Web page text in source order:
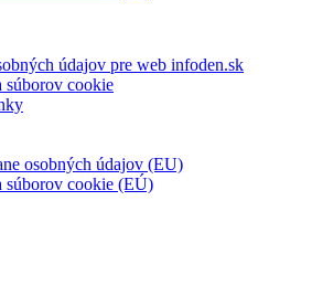
údajov pre web infoden.sk
súborov cookie
osobných údajov (EU)
súborov cookie (EÚ)